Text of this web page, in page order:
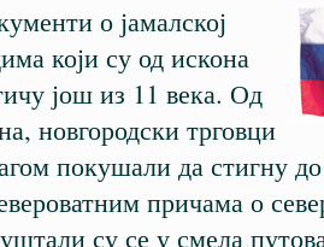
о јамалској
који су од искона
још из 11 века. Од
новгородски трговци
покушали да стигну до
причама о
су се у смела